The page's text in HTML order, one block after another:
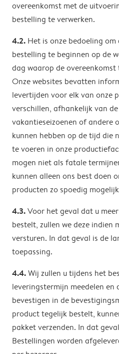
overeenkomst met de
bestelling te verwerken.
4.2. Het is onze bedoeling
bestelling te beginnen op de
dag waarop de
Onze websites bevatten
levertijden voor elk van onze
verschillen, afhankelijk van
vakantieseizoenen of andere
kunnen hebben op de tijd die
te voeren in onze
mogen niet als fatale
kunnen alleen ons best doen
producten zo spoedig
4.3.Voor het geval dat u
bestelt, zullen we deze indien
versturen. In dat geval is de
toepassing.
4.4.Wij zullen u tijdens het
leveringstermijn meedelen en
bevestigen in de
product tegelijk bestelt,
pakket verzenden. In dat
Bestellingen worden